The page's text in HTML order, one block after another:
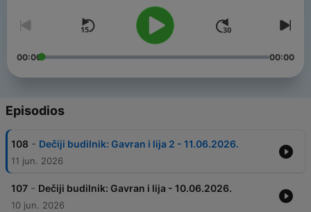
00:00 00:00
Episodios
108 - Dečiji budilnik: Gavran i lija 2 - 11.06.2026.
11 jun. 2026
107 - Dečiji budilnik: Gavran i lija - 10.06.2026.
10 jun. 2026